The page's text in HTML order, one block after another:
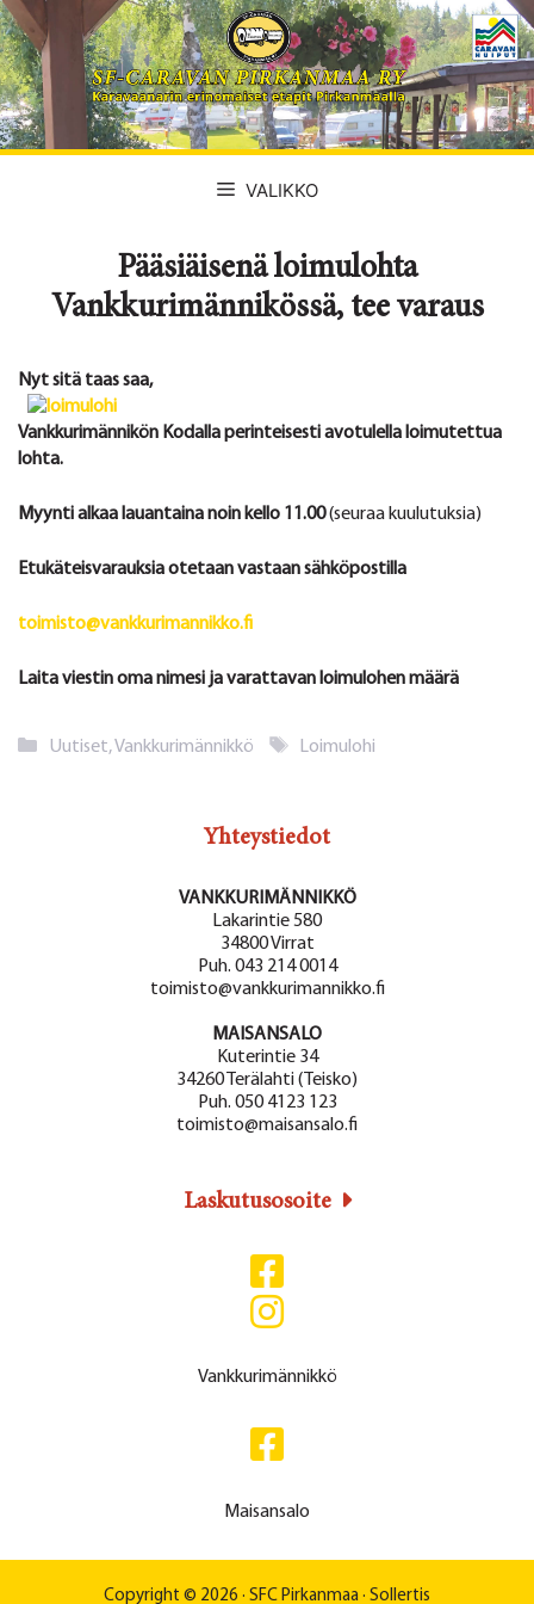
Siirry
sisältöön
VALIKKO
Pääsiäisenä loimulohta
Vankkurimännikössä, tee varaus
Nyt sitä taas saa,
Vankkurimännikön Kodalla perinteisesti avotulella loimutettua
lohta.
Myynti alkaa lauantaina noin kello 11.00(seuraa kuulutuksia)
Etukäteisvarauksia otetaan vastaan sähköpostilla
toimisto@vankkurimannikko.fi
Laita viestin oma nimesi ja varattavan loimulohen määrä
Kategoriat
Uutiset,Vankkurimännikkö Avainsanat
Loimulohi
Yhteystiedot
VANKKURIMÄNNIKKÖ
Lakarintie 580
34800 Virrat
Puh. 043 214 0014
toimisto@vankkurimannikko.fi
MAISANSALO
Kuterintie 34
34260 Terälahti (Teisko)
Puh. 050 4123 123
toimisto@maisansalo.fi
Laskutusosoite
Vankkurimännikkö
Maisansalo
Copyright © 2026 · SFC Pirkanmaa · Sollertis